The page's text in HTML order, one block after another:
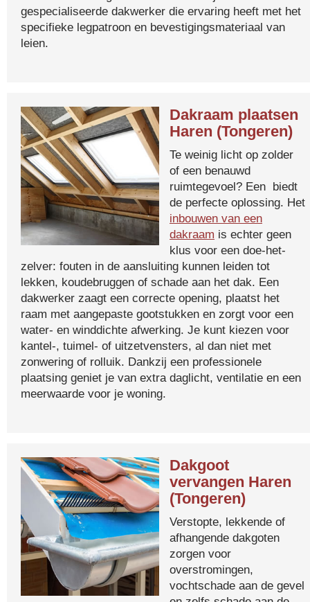
gespecialiseerde dakwerker die ervaring heeft met het
specifieke legpatroon en bevestigingsmateriaal van
leien.
Dakraam plaatsen
Haren (Tongeren)
Te weinig licht op zolder
of een benauwd
ruimtegevoel? Een biedt
de perfecte oplossing. Het
inbouwen van een
dakraam is echter geen
klus voor een doe-het-
zelver: fouten in de aansluiting kunnen leiden tot
lekken, koudebruggen of schade aan het dak. Een
dakwerker zaagt een correcte opening, plaatst het
raam met aangepaste gootstukken en zorgt voor een
water- en winddichte afwerking. Je kunt kiezen voor
kantel-, tuimel- of uitzetvensters, al dan niet met
zonwering of rolluik. Dankzij een professionele
plaatsing geniet je van extra daglicht, ventilatie en een
meerwaarde voor je woning.
Dakgoot
vervangen Haren
(Tongeren)
Verstopte, lekkende of
afhangende dakgoten
zorgen voor
overstromingen,
vochtschade aan de gevel